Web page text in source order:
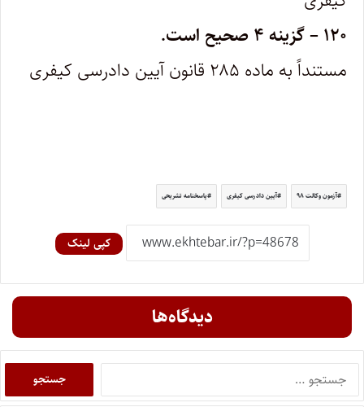
۱۲۰ –گزینه ۴ صحیح است.
مستنداً به ماده ۲۸۵ قانون آیین دادرسی کیفری
آزمون وکالت ۹۸ آیین دادرسی کیفری پاسخنامه تشریحی
کپی لینک
دیدگاه‌ها